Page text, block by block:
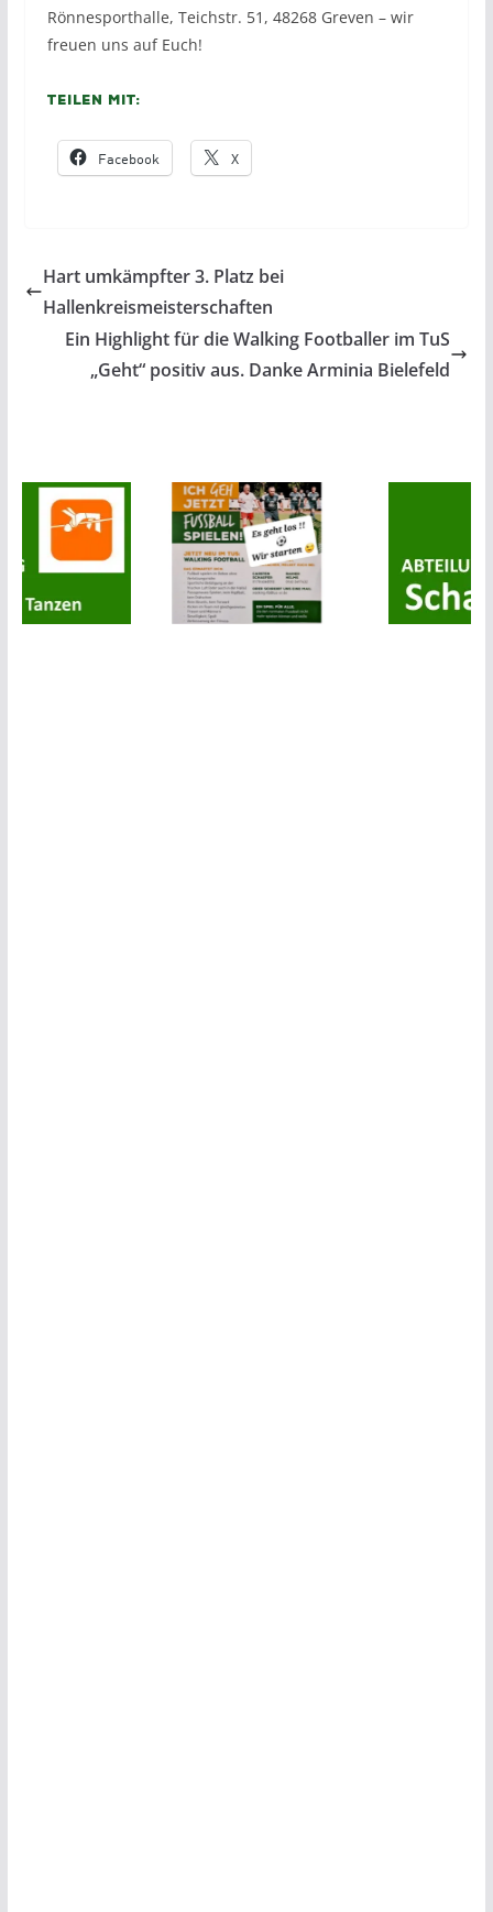
Rönnesporthalle, Teichstr. 51, 48268 Greven – wir
freuen uns auf Euch!
Teilen mit:
Facebook X
Hart umkämpfter 3. Platz bei
Hallenkreismeisterschaften
Ein Highlight für die Walking Footballer im TuS
„Geht“ positiv aus. Danke Arminia Bielefeld